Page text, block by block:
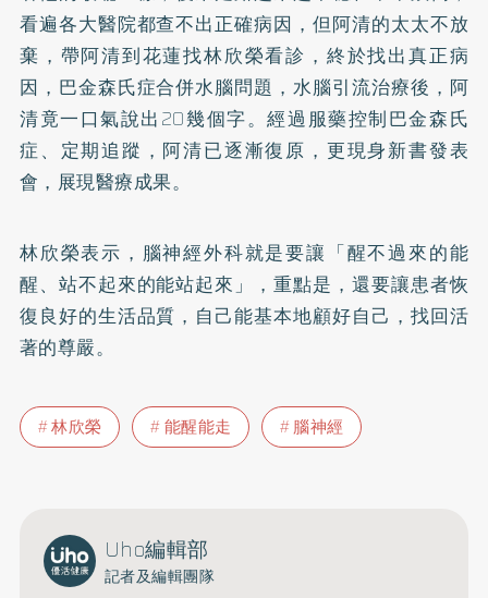
看遍各大醫院都查不出正確病因，但阿清的太太不放
棄，帶阿清到花蓮找林欣榮看診，終於找出真正病
因，巴金森氏症合併水腦問題，水腦引流治療後，阿
清竟一口氣說出20幾個字。經過服藥控制巴金森氏
症、定期追蹤，阿清已逐漸復原，更現身新書發表
會，展現醫療成果。
林欣榮表示，腦神經外科就是要讓「醒不過來的能
醒、站不起來的能站起來」，重點是，還要讓患者恢
復良好的生活品質，自己能基本地顧好自己，找回活
著的尊嚴。
林欣榮 能醒能走 腦神經
Uho編輯部
記者及編輯團隊